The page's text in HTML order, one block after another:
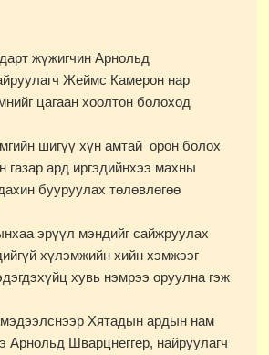
жүжигчин Арнольд
Жеймс Камерон нар
цагаан хоолтон болоход
шигүү хүн амтай орон болох
газар ард иргэдийнхээ махны
бууруулах төлөвлөгөө
эрүүл мэндийг сайжруулах
хүлэмжийн хийн хэмжээг
хувь нэмрээ оруулна гэж
Хятадын ардын нам
Арнольд Шварцнеггер, найруулагч